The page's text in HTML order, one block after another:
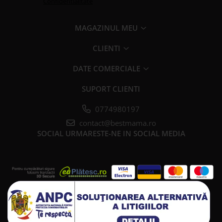
MAGAZINUL MEU
CLIENTI
DATE COMERCIALE
SUPORT CLIENTI
0774980197
contact@bestmama.ro
SOCIAL URMARESTE-NE IN SOCIAL MEDIA